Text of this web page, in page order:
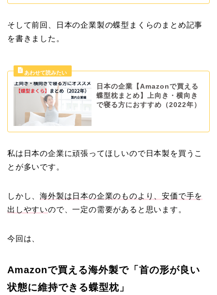
そして前回、日本の企業製の蝶型まくらのまとめ記事
を書きました。
日本の企業【Amazonで買える
蝶型枕まとめ】上向き・横向き
で寝る方におすすめ（2022年）
私は日本の企業に頑張ってほしいので日本製を買うこ
とが多いです。
しかし、海外製は日本の企業のものより、安価で手を
出しやすいので、一定の需要があると思います。
今回は、
Amazonで買える海外製で「首の形が良い
状態に維持できる蝶型枕」